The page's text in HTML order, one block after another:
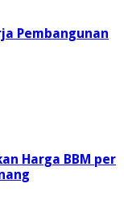
Pembangunan
Harga BBM per